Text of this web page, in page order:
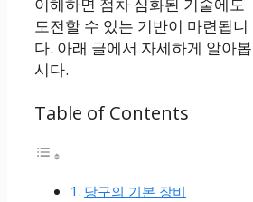
이해하면 점차 심화된 기술에도
도전할 수 있는 기반이 마련됩니
다. 아래 글에서 자세하게 알아봅
시다.
Table of Contents
당구의 기본 장비